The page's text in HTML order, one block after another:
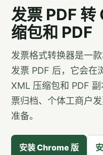
发票 PDF 转
缩包和 PDF
发票格式转换器是一
发票 PDF 后，它会在
XML 压缩包和 PDF
票归档、个体工商户
准备。
安装 Chrome 版